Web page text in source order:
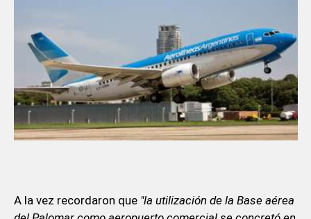
A la vez recordaron que "la utilización de la Base aérea